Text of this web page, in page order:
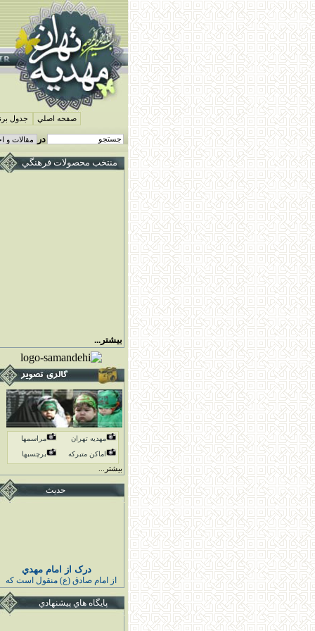
جدول صفحه اصلي
در
منتخب محصولات فرهنگي
بیشتر...
مهدیه تهران
مراسمها
اماكن متبركه
برچسبها
بیشتر...
حدیث
از امام صادق (ع) منقول است كه
پيامبر اكرم (ص) فرمودند :
خوشا به حال كسى كه قائم اهل
بيت مرا درك كند و به او اقتدا كند
قبل از قيامش تابع ائمه هدايت
پايگاه هاي پيشنهادي